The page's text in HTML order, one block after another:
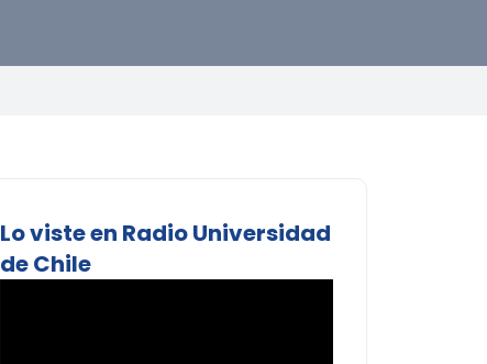
Lo viste en Radio Universidad
de Chile